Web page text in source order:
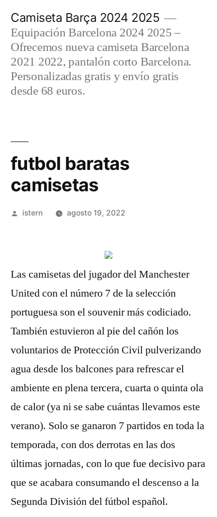
contenido
Camiseta Barça 2024 2025
Equipación Barcelona 2024 2025 –
Ofrecemos nueva camiseta Barcelona
2021 2022, pantalón corto Barcelona.
Personalizadas gratis y envío gratis
desde 68 euros.
futbol baratas
camisetas
Publicado
istern agosto 19, 2022
Las camisetas del jugador del Manchester
United con el número 7 de la selección
portuguesa son el souvenir más codiciado.
También estuvieron al pie del cañón los
voluntarios de Protección Civil pulverizando
agua desde los balcones para refrescar el
ambiente en plena tercera, cuarta o quinta ola
de calor (ya ni se sabe cuántas llevamos este
verano). Solo se ganaron 7 partidos en toda la
temporada, con dos derrotas en las dos
últimas jornadas, con lo que fue decisivo para
que se acabara consumando el descenso a la
Segunda División del fútbol español.